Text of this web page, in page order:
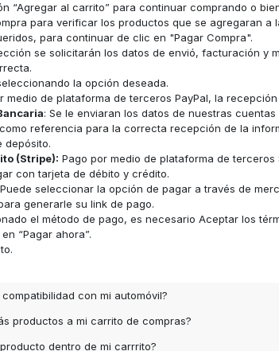
“Agregar al carrito” para continuar comprando o
para verificar los productos que se agregaran
para continuar de clic en "Pagar Compra".
se solicitarán los datos de envió, facturación y
la opción deseada.
medio de plataforma de terceros PayPal, la
: Se le enviaran los datos de nuestras
referencia para la correcta recepción de la
depósito.
(Stripe): Pago por medio de plataforma de
con tarjeta de débito y crédito.
Puede seleccionar la opción de pagar a través de
generarle su link de pago.
el método de pago, es necesario Aceptar los
“Pagar ahora”.
con mi automóvil?
productos a mi carrito de compras?
dentro de mi carrrito?